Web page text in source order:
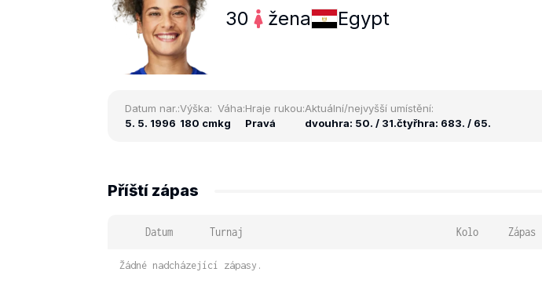
30 žena Egypt
Datum nar.:
5. 5. 1996
Výška:
180 cm
Váha:
kg
Hraje rukou:
Pravá
Aktuální/nejvyšší umístění:
dvouhra: 50. / 31.čtyřhra: 683. / 65.
Příští zápas
Datum Turnaj Kolo Zápas
Žádné nadcházející zápasy.